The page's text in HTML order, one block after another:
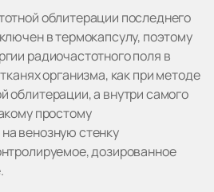
облитерации последнего
в термокапсулу, поэтому
радиочастотного поля в
организма, как при методе
облитерации, а внутри самого
простому
венозную стенку
дозированное